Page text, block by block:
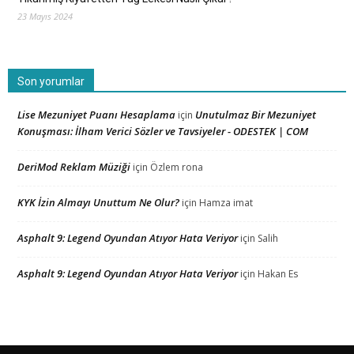
23 Mayıs 2024
Son yorumlar
Lise Mezuniyet Puanı Hesaplama için Unutulmaz Bir Mezuniyet
Konuşması: İlham Verici Sözler ve Tavsiyeler - ODESTEK | COM
DeriMod Reklam Müziği için Özlem rona
KYK İzin Almayı Unuttum Ne Olur? için Hamza imat
Asphalt 9: Legend Oyundan Atıyor Hata Veriyoriçin Salih
Asphalt 9: Legend Oyundan Atıyor Hata Veriyoriçin Hakan Es